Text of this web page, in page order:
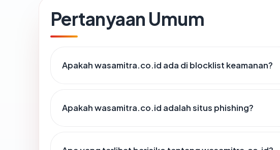
Pertanyaan Umum
Apakah wasamitra.co.id ada di blocklist keamanan?
Apakah wasamitra.co.id adalah situs phishing?